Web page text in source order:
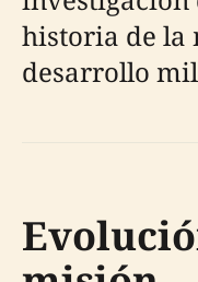
historia de la
desarrollo